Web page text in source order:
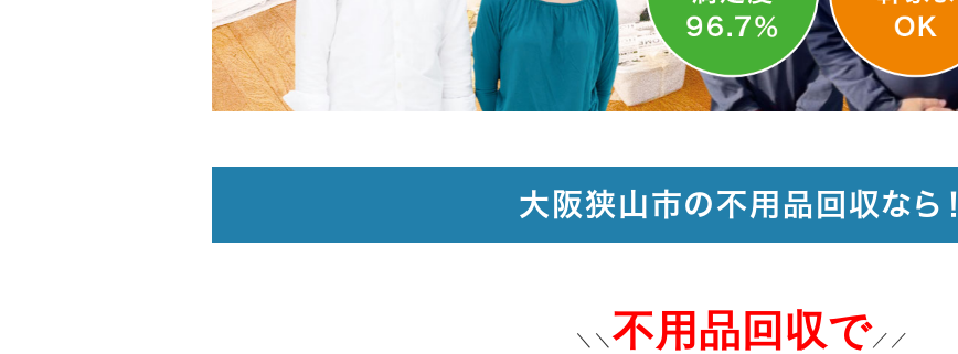
大阪狭山市の不用品回収なら！
＼＼ 不用品回収で ／／